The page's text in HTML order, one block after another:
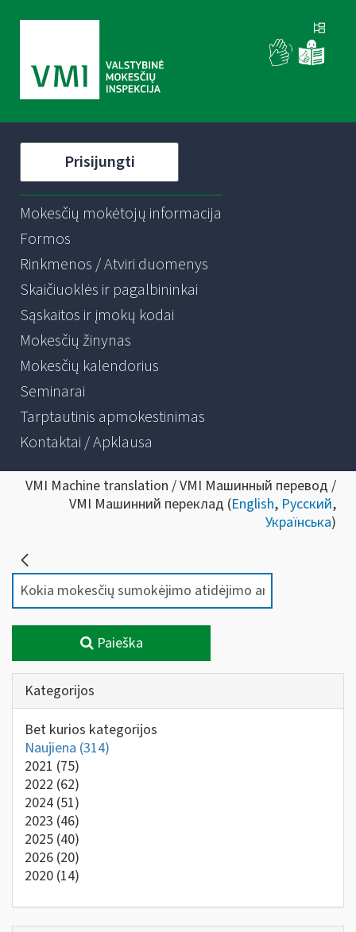
Prisijungti
Mokesčių mokėtojų informacija
Formos
Rinkmenos / Atviri duomenys
Skaičiuoklės ir pagalbininkai
Sąskaitos ir įmokų kodai
Mokesčių žinynas
Mokesčių kalendorius
Seminarai
Tarptautinis apmokestinimas
Kontaktai / Apklausa
VMI Machine translation / VMI Машинный перевод /
VMI Машинний переклад (English, Русский,
Українська)
Paieška
Kategorijos
Bet kurios kategorijos
Naujiena (314)
2021 (75)
2022 (62)
2024 (51)
2023 (46)
2025 (40)
2026 (20)
2020 (14)